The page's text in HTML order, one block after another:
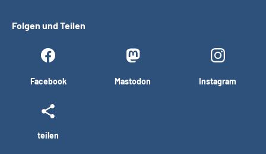
Folgen und Teilen
Facebook Mastodon Instagram
teilen